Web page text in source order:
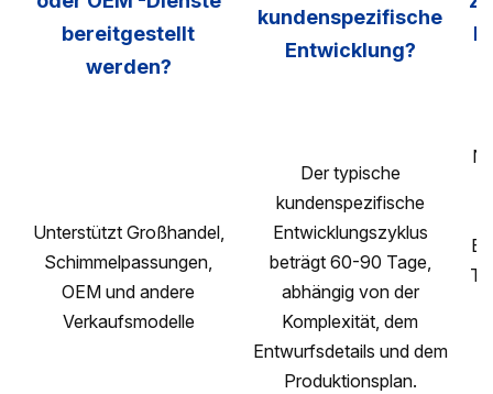
bereitgestellt
werden?
kundenspezifische
Entwicklung?
Unterstützt Großhandel,
Schimmelpassungen,
OEM und andere
Verkaufsmodelle
Der typische
kundenspezifische
Entwicklungszyklus
beträgt 60-90 Tage,
abhängig von der
Komplexität, dem
Entwurfsdetails und dem
Produktionsplan.